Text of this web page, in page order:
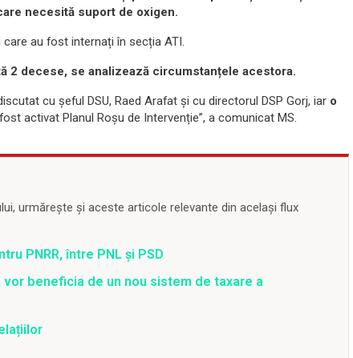
necesită suport de oxigen.
au fost internați în secția ATI.
2 decese, se analizează circumstanțele acestora.
cu șeful DSU, Raed Arafat și cu directorul DSP Gorj, iar o
activat Planul Roșu de Intervenție”, a comunicat MS.
urmărește și aceste articole relevante din același flux
PNRR, între PNL și PSD
beneficia de un nou sistem de taxare a